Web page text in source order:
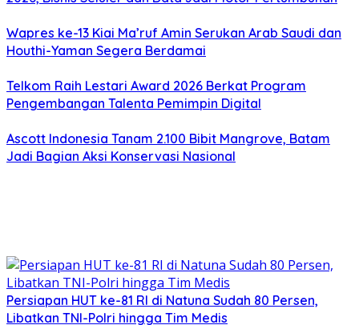
Wapres ke-13 Kiai Ma’ruf Amin Serukan Arab Saudi dan
Houthi-Yaman Segera Berdamai
Telkom Raih Lestari Award 2026 Berkat Program
Pengembangan Talenta Pemimpin Digital
Ascott Indonesia Tanam 2.100 Bibit Mangrove, Batam
Jadi Bagian Aksi Konservasi Nasional
Persiapan HUT ke-81 RI di Natuna Sudah 80 Persen,
Libatkan TNI-Polri hingga Tim Medis